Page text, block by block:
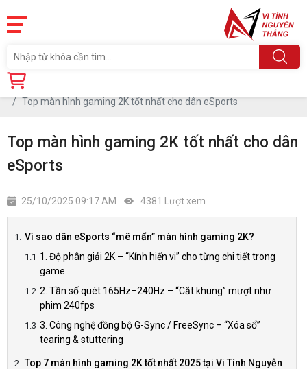
Trang chủ
Top màn hình gaming 2K tốt nhất cho dân eSports
Top màn hình gaming 2K tốt nhất cho dân
eSports
25/10/2025 09:17 AM 4381 Lượt xem
Vì sao dân eSports “mê mẩn” màn hình gaming 2K?
1. Độ phân giải 2K – “Kính hiển vi” cho từng chi tiết trong
game
2. Tần số quét 165Hz–240Hz – “Cắt khung” mượt như
phim 240fps
3. Công nghệ đồng bộ G-Sync / FreeSync – “Xóa sổ”
tearing & stuttering
Top 7 màn hình gaming 2K tốt nhất 2025 tại Vi Tính Nguyễn